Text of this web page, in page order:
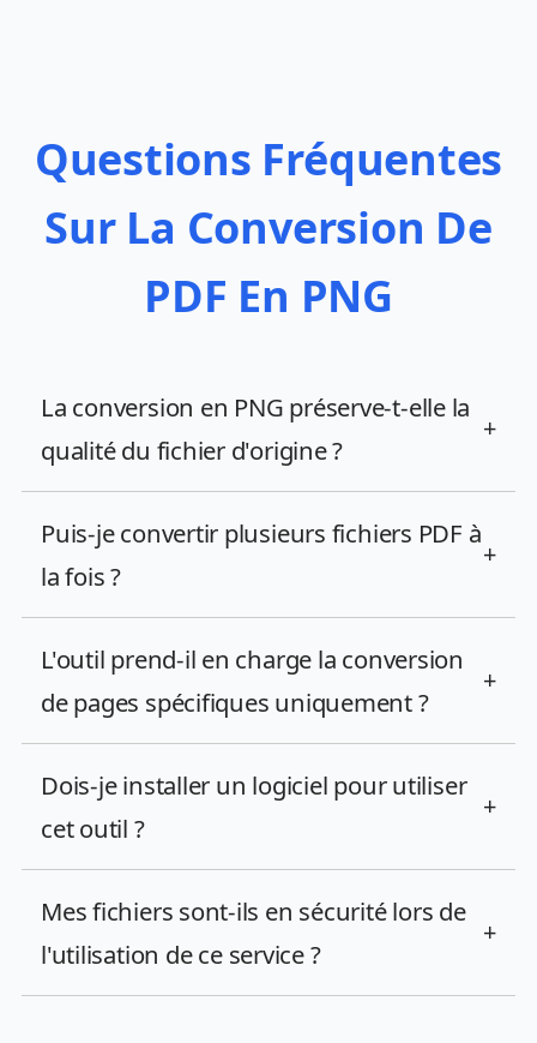
Questions Fréquentes
Sur La Conversion De
PDF En PNG
La conversion en PNG préserve-t-elle la
qualité du fichier d'origine ?
+
Puis-je convertir plusieurs fichiers PDF à
la fois ?
+
L'outil prend-il en charge la conversion
de pages spécifiques uniquement ?
+
Dois-je installer un logiciel pour utiliser
cet outil ?
+
Mes fichiers sont-ils en sécurité lors de
l'utilisation de ce service ?
+